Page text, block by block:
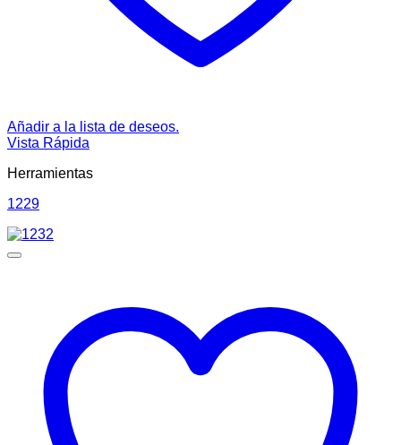
Añadir a la lista de deseos.
Vista Rápida
Herramientas
1229